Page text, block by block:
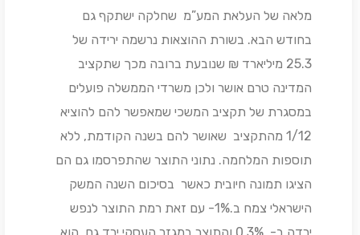
מלאה של העלאת המע”מ שחלקה ישתקף גם
בחודש הבא. בשורת ההוצאות נרשמה ירידה של
25.3 מיליארד ₪ שנובעת ברובה מכך שתקציב
המדינה טרם אושר ולכן משרדי הממשלה פועלים
במסגרת של תקציב המשכי שמאפשר להם להוציא
1/12 מהתקציב שאושר להם בשנה הקודמת, ללא
תוספות המלחמה. נתוני התוצר שהתפרסמו גם הם
הציגו תמונה חיובית כאשר בסיכום השנה המשק
הישראלי צמח ב.1%- עם זאת רמת התוצר לנפש
ירדה ב- ,0.3% והתוצר במגזר העסקי ירד גם הוא